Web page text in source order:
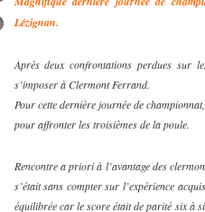
Lézignan.
Après deux confrontations perdues sur
s’imposer à Clermont Ferrand.
Pour cette dernière journée de
pour affronter les troisièmes de la poule.
Rencontre a priori à l’avantage des
s’était sans compter sur l’expérience
équilibrée car le score était de parité six à